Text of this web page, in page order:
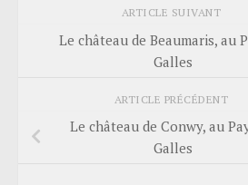
ARTICLE SUIVANT
Le château de Beaumaris, au
Galles
ARTICLE PRÉCÉDENT
Le château de Conwy, au
Galles